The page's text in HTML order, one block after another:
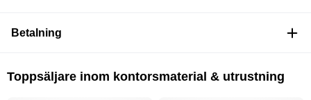
Betalning
Toppsäljare inom kontorsmaterial & utrustning